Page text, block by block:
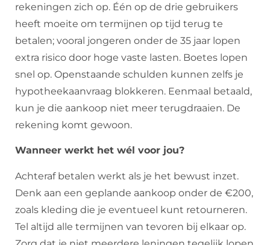
rekeningen zich op. Één op de drie gebruikers
heeft moeite om termijnen op tijd terug te
betalen; vooral jongeren onder de 35 jaar lopen
extra risico door hoge vaste lasten. Boetes lopen
snel op. Openstaande schulden kunnen zelfs je
hypotheekaanvraag blokkeren. Eenmaal betaald,
kun je die aankoop niet meer terugdraaien. De
rekening komt gewoon.
Wanneer werkt het wél voor jou?
Achteraf betalen werkt als je het bewust inzet.
Denk aan een geplande aankoop onder de €200,
zoals kleding die je eventueel kunt retourneren.
Tel altijd alle termijnen van tevoren bij elkaar op.